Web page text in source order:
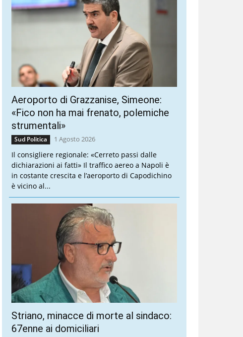
Aeroporto di Grazzanise, Simeone:
«Fico non ha mai frenato, polemiche
strumentali»
Sud Politica 1 Agosto 2026
Il consigliere regionale: «Cerreto passi dalle
dichiarazioni ai fatti» Il traffico aereo a Napoli è
in costante crescita e l’aeroporto di Capodichino
è vicino al...
Striano, minacce di morte al sindaco:
67enne ai domiciliari